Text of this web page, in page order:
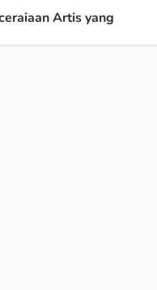
Artis yang